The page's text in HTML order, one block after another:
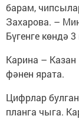
барам,
Захарова. –
Бүгенге көндә
Карина –
фәнен ярата.
Цифрлар
планга чыга.